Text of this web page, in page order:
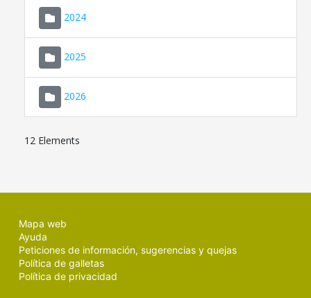
2024
2025
2026
12 Elements
Mapa web
Ayuda
Peticiones de información, sugerencias y quejas
Política de galletas
Política de privacidad